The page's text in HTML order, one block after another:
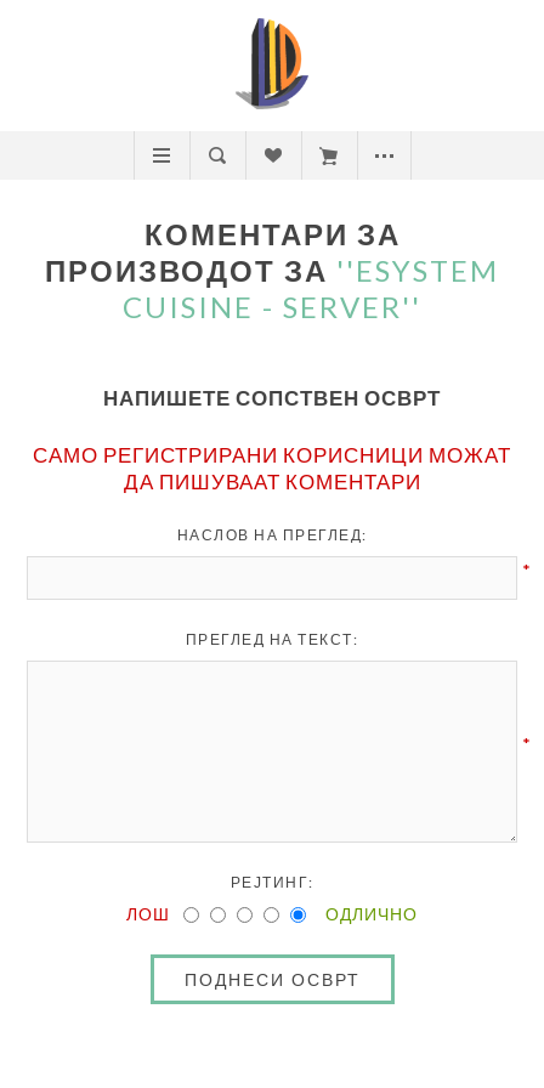
КОМЕНТАРИ ЗА
ПРОИЗВОДОТ ЗА
ESYSTEM
CUISINE - SERVER
НАПИШЕТЕ СОПСТВЕН ОСВРТ
САМО РЕГИСТРИРАНИ КОРИСНИЦИ МОЖАТ
ДА ПИШУВААТ КОМЕНТАРИ
НАСЛОВ НА ПРЕГЛЕД:
*
ПРЕГЛЕД НА ТЕКСТ:
*
РЕЈТИНГ:
ЛОШ ОДЛИЧНО